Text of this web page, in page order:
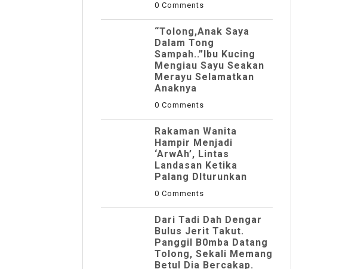
0 Comments
“Tolong,Anak Saya
Dalam Tong
Sampah..”Ibu Kucing
Mengiau Sayu Seakan
Merayu Selamatkan
Anaknya
0 Comments
Rakaman Wanita
Hampir Menjadi
‘ArwAh’, Lintas
Landasan Ketika
Palang DIturunkan
0 Comments
Dari Tadi Dah Dengar
Bulus Jerit Takut.
Panggil B0mba Datang
Tolong, Sekali Memang
Betul Dia Bercakap.